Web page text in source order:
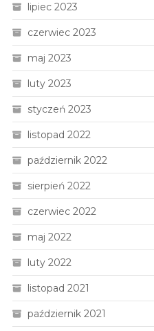
lipiec 2023
czerwiec 2023
maj 2023
luty 2023
styczeń 2023
listopad 2022
październik 2022
sierpień 2022
czerwiec 2022
maj 2022
luty 2022
listopad 2021
październik 2021